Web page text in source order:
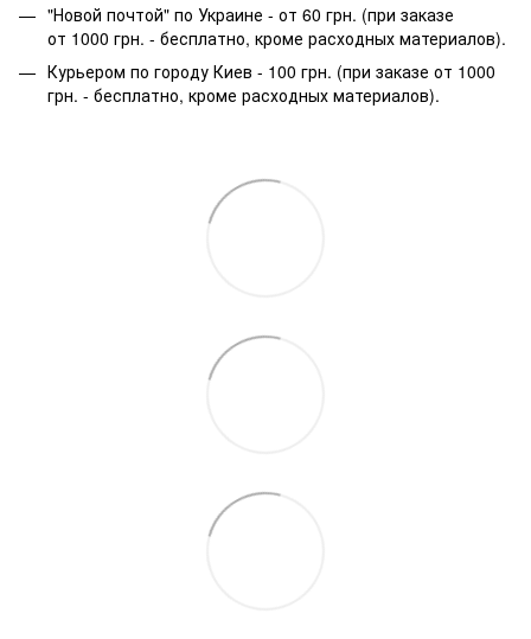
"Новой почтой" по Украине - от 60 грн. (при заказе
от 1000 грн. - бесплатно, кроме расходных материалов).
Курьером по городу Киев - 100 грн. (при заказе от 1000
грн. - бесплатно, кроме расходных материалов).